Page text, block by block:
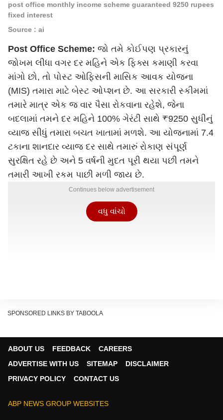
post office monthly income scheme guaranteed 9250 rupees
fixed interest
Source : ai
Post Office Scheme: જો તમે કોઈપણ પ્રકારનું
જોખમ લીધા વગર દર મહિને એક ફિક્સ કમાણી કરવા
માંગો છો, તો પોસ્ટ ઓફિસની માસિક આવક યોજના
(MIS) તમારા માટે બેસ્ટ ઓપ્શન છે. આ સરકારી સ્કીમમાં
તમારે માત્ર એક જ વાર પૈસા રોકવાના રહેશે, જેના
બદલામાં તમને દર મહિને 100% ગેરંટી સાથે ₹9250 સુધીનું
વ્યાજ સીધું તમારા બચત ખાતામાં મળશે. આ યોજનામાં 7.4
ટકાના શાનદાર વ્યાજ દર સાથે તમારું રોકાણ સંપૂર્ણ
સુરક્ષિત રહે છે અને 5 વર્ષની મુદત પૂરી થયા પછી તમને
તમારી આખી રકમ પાછી મળી જાય છે.
Continues below advertisement
વધુ વાંચો
SPONSORED LINKS BY TABOOLA
ABOUT US FEEDBACK
CAREERS
ADVERTISE WITH US
SITEMAP
DISCLAIMER
PRIVACY POLICY
CONTACT US
ABP NEWS GROUP WEBSITES